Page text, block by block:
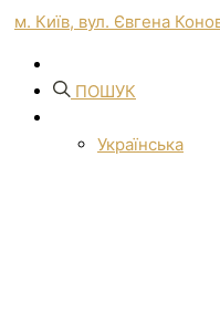
м. Київ, вул. Євгена
ПОШУК
Українська